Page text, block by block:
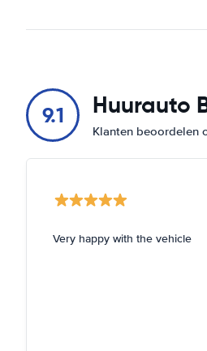
9.1 Huurauto
Klanten beoordelen
Very happy with the vehicle